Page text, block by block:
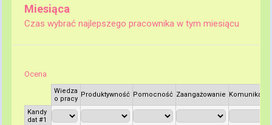
Formularze zatrudnienia
6 szablonów